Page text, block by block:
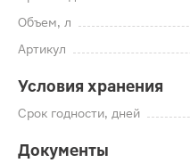
Объем, л
Артикул
Условия хранения
Срок годности, дней
Документы